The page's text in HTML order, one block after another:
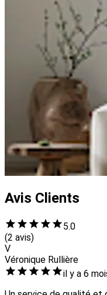
Avis Clients
5.0
(2 avis)
V
Véronique Rullière
il y a 6